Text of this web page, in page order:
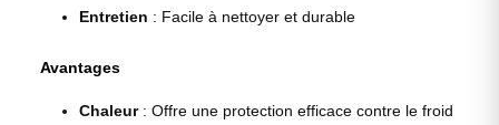
Entretien : Facile à nettoyer et durable
Avantages
Chaleur: Offre une protection efficace contre le froid